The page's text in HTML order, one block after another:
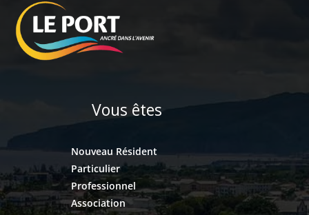
Vous êtes
Nouveau Résident
Particulier
Professionnel
Association